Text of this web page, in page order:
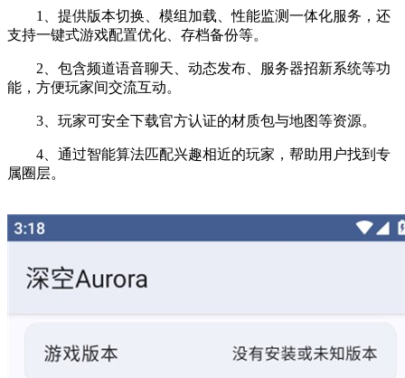
1、提供版本切换、模组加载、性能监测一体化服务，还
支持一键式游戏配置优化、存档备份等。
2、包含频道语音聊天、动态发布、服务器招新系统等功
能，方便玩家间交流互动。
3、玩家可安全下载官方认证的材质包与地图等资源。
4、通过智能算法匹配兴趣相近的玩家，帮助用户找到专
属圈层。